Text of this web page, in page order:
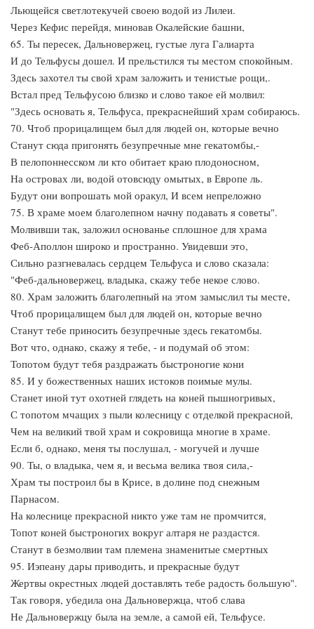
Льющейся светлотекучей своею водой из Лилеи.
Через Кефис перейдя, миновав Окалейские башни,
65. Ты пересек, Дальновержец, густые луга Галиарта
И до Тельфусы дошел. И прельстился ты местом спокойным.
Здесь захотел ты свой храм заложить и тенистые рощи,.
Встал пред Тельфусою близко и слово такое ей молвил:
"Здесь основать я, Тельфуса, прекраснейший храм собираюсь.
70. Чтоб прорицалищем был для людей он, которые вечно
Станут сюда пригонять безупречные мне гекатомбы,-
В пелопоннесском ли кто обитает краю плодоносном,
На островах ли, водой отовсюду омытых, в Европе ль.
Будут они вопрошать мой оракул, И всем непреложно
75. В храме моем благолепном начну подавать я советы".
Молвивши так, заложил основанье сплошное для храма
Феб-Аполлон широко и пространно. Увидевши это,
Сильно разгневалась сердцем Тельфуса и слово сказала:
"Феб-дальновержец, владыка, скажу тебе некое слово.
80. Храм заложить благолепный на этом замыслил ты месте,
Чтоб прорицалищем был для людей он, которые вечно
Станут тебе приносить безупречные здесь гекатомбы.
Вот что, однако, скажу я тебе, - и подумай об этом:
Топотом будут тебя раздражать быстроногие кони
85. И у божественных наших истоков поимые мулы.
Станет иной тут охотней глядеть на коней пышногривых,
С топотом мчащих з пыли колесницу с отделкой прекрасной,
Чем на великий твой храм и сокровища многие в храме.
Если б, однако, меня ты послушал, - могучей и лучше
90. Ты, о владыка, чем я, и весьма велика твоя сила,-
Храм ты построил бы в Крисе, в долине под снежным
Парнасом.
На колеснице прекрасной никто уже там не промчится,
Топот коней быстроногих вокруг алтаря не раздастся.
Станут в безмолвии там племена знаменитые смертных
95. Иэпеану дары приводить, и прекрасные будут
Жертвы окрестных людей доставлять тебе радость большую".
Так говоря, убедила она Дальновержца, чтоб слава
Не Дальновержцу была на земле, а самой ей, Тельфусе.